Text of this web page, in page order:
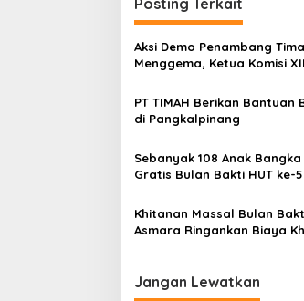
Aksi Demo Penambang
Menggema, Ketua Komisi
PT TIMAH Berikan
di Pangkalpinang
Sebanyak 108 Anak
Gratis Bulan Bakti HUT ke-
Khitanan Massal Bulan
Asmara Ringankan Biaya
Jangan Lewatkan